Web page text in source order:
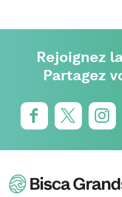
Rejoignez
Partagez